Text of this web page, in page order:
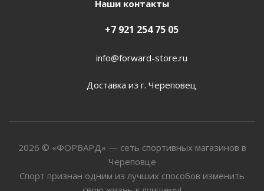
Наши контакты
+7 921 254 75 05
info@forward-store.ru
Доставка из г. Череповец
2026 © «ФОРВАРД» — сеть спортивных магазинов в
Череповце
Спорт признан одним из лучших способов изменить